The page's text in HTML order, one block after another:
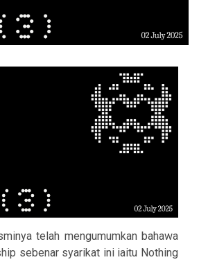
telah mengumumkan bahawa
sebenar syarikat ini iaitu Nothing